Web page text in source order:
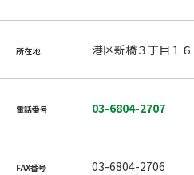
所在地 港区新橋３丁目１
電話番号 03-6804-2707
FAX番号 03-6804-2706